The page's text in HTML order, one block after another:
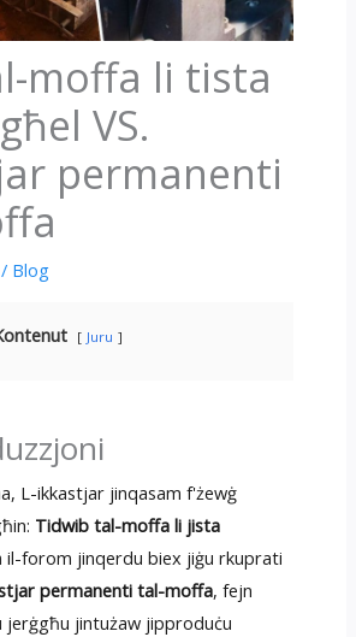
moffa li tista
VS.
permanenti
/ Blog
Juru
L-ikkastjar jinqasam f'żewġ
Tidwib tal-moffa li jista
il-forom jinqerdu biex jiġu rkuprati
permanenti tal-moffa, fejn
jintużaw jipproduċu